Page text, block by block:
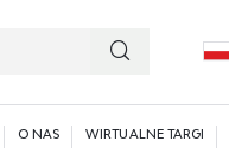
O NAS WIRTUALNE TARGI